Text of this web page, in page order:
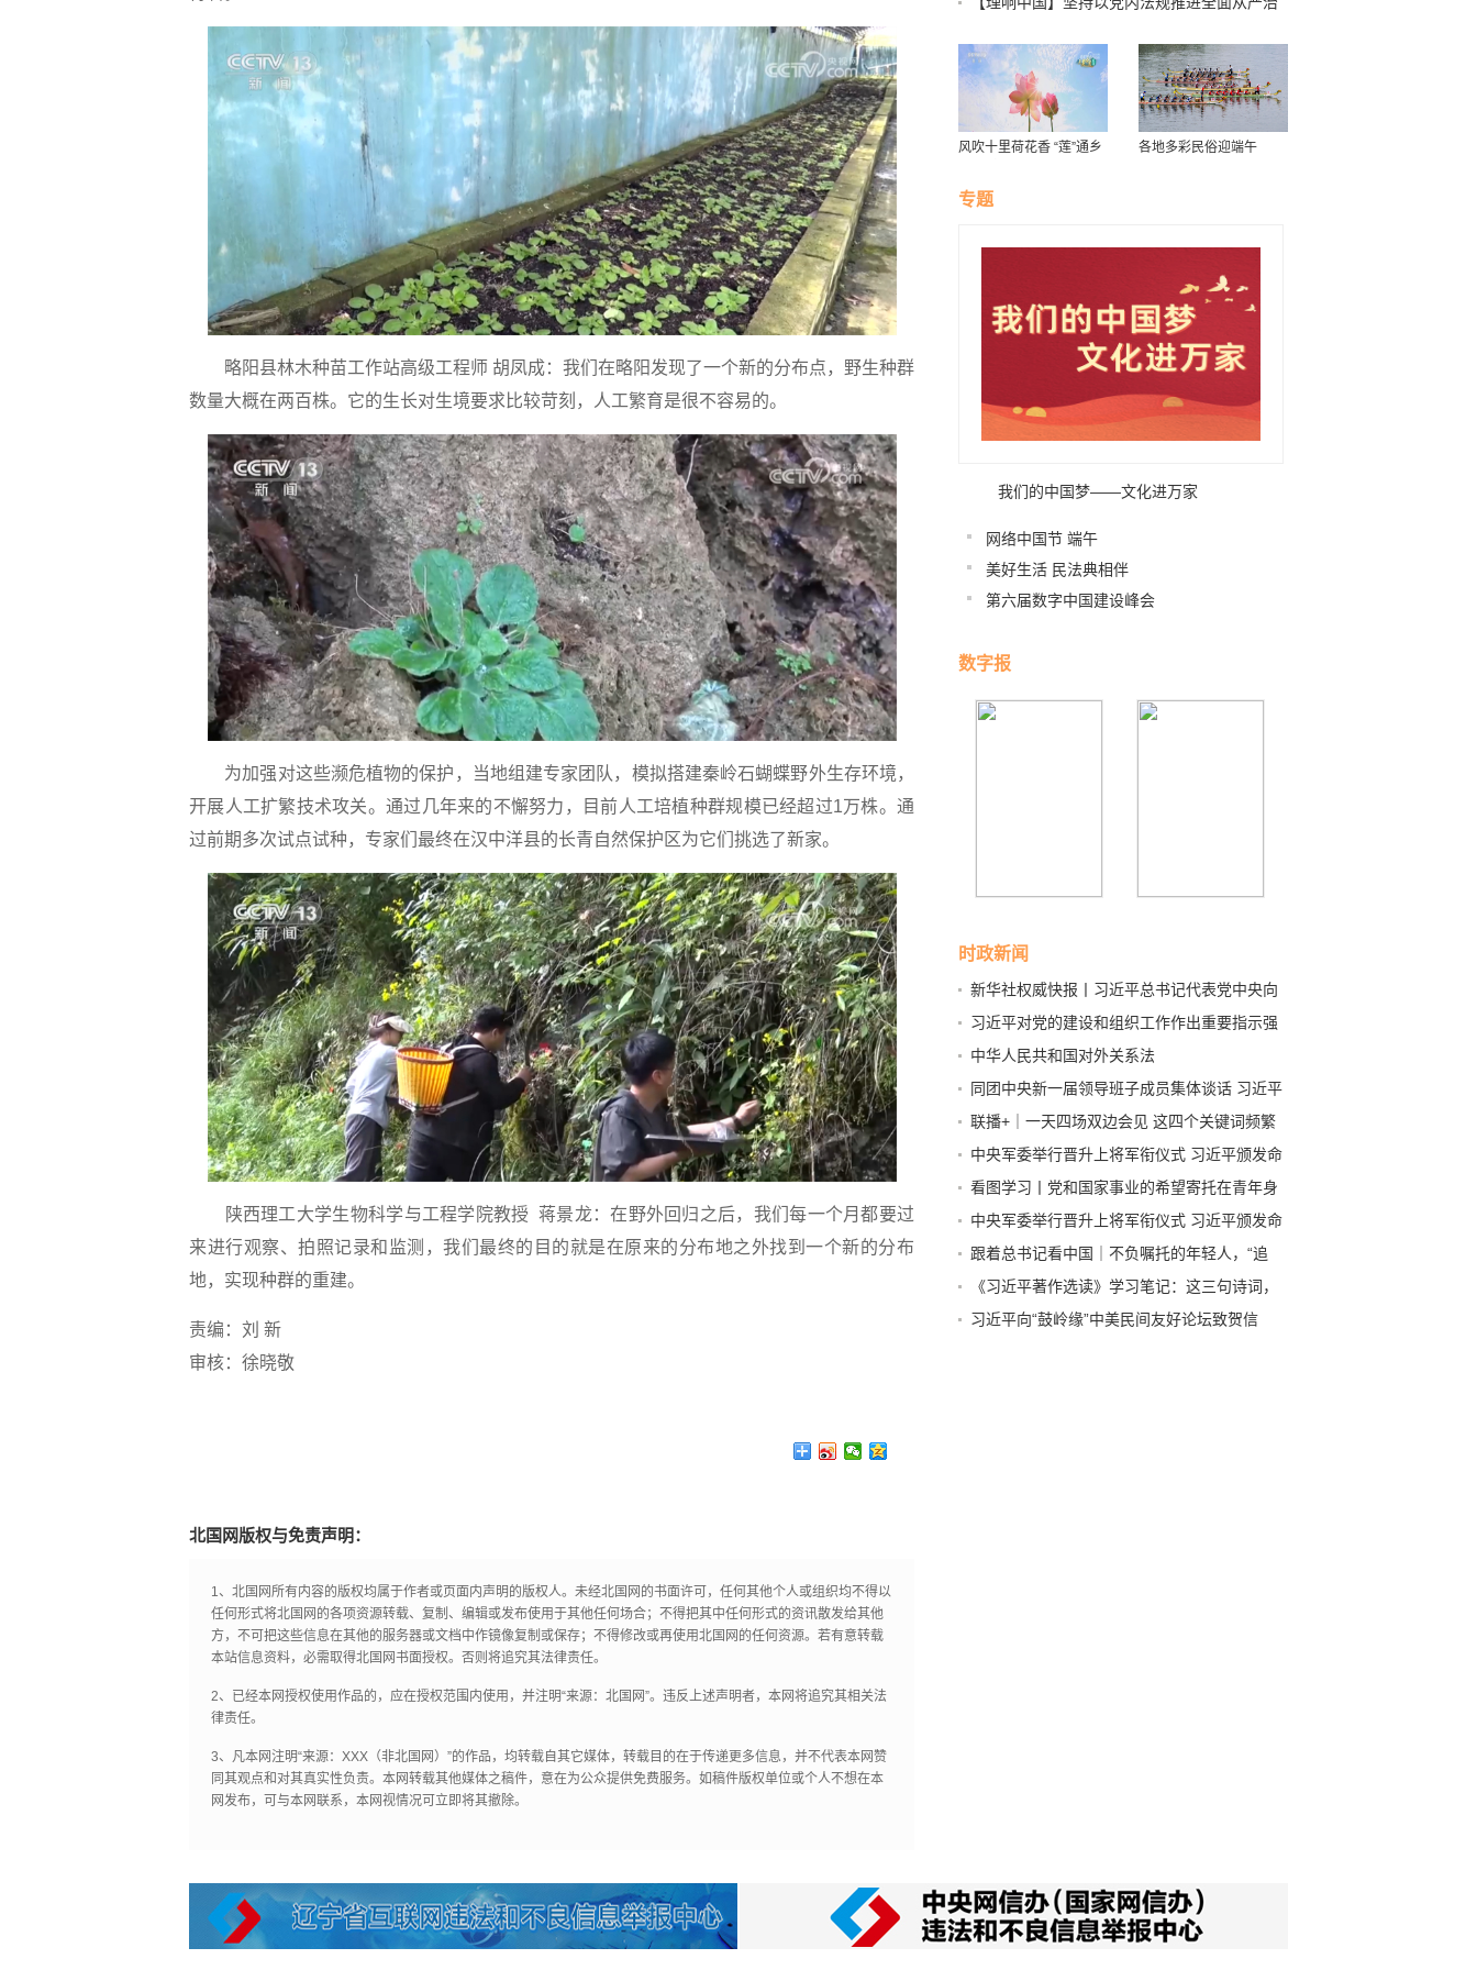
略阳县林木种苗工作站高级工程师 胡凤成：我们在略阳发现了一个新的分布点，野生种群
数量大概在两百株。它的生长对生境要求比较苛刻，人工繁育是很不容易的。
为加强对这些濒危植物的保护，当地组建专家团队，模拟搭建秦岭石蝴蝶野外生存环境，
开展人工扩繁技术攻关。通过几年来的不懈努力，目前人工培植种群规模已经超过1万株。通
过前期多次试点试种，专家们最终在汉中洋县的长青自然保护区为它们挑选了新家。
陕西理工大学生物科学与工程学院教授 蒋景龙：在野外回归之后，我们每一个月都要过
来进行观察、拍照记录和监测，我们最终的目的就是在原来的分布地之外找到一个新的分布
地，实现种群的重建。
责编：刘 新
审核：徐晓敬
北国网版权与免责声明：
1、北国网所有内容的版权均属于作者或页面内声明的版权人。未经北国网的书面许可，任何其他个人或组织均不得以
任何形式将北国网的各项资源转载、复制、编辑或发布使用于其他任何场合；不得把其中任何形式的资讯散发给其他
方，不可把这些信息在其他的服务器或文档中作镜像复制或保存；不得修改或再使用北国网的任何资源。若有意转载
本站信息资料，必需取得北国网书面授权。否则将追究其法律责任。
2、已经本网授权使用作品的，应在授权范围内使用，并注明“来源：北国网”。违反上述声明者，本网将追究其相关法
律责任。
3、凡本网注明“来源：XXX（非北国网）”的作品，均转载自其它媒体，转载目的在于传递更多信息，并不代表本网赞
同其观点和对其真实性负责。本网转载其他媒体之稿件，意在为公众提供免费服务。如稿件版权单位或个人不想在本
网发布，可与本网联系，本网视情况可立即将其撤除。
风吹十里荷花香 “莲”通乡
各地多彩民俗迎端午
专题
我们的中国梦——文化进万家
网络中国节 端午
美好生活 民法典相伴
第六届数字中国建设峰会
数字报
时政新闻
新华社权威快报丨习近平总书记代表党中央向
全国广大共产党员致以节日问候
习近平对党的建设和组织工作作出重要指示强
调 深刻领会党中央关于党的建设的重要思想 不
断提高组织工作质量 代表党中央向全国广大共产
党员致以节日问候
中华人民共和国对外关系法
同团中央新一届领导班子成员集体谈话 习近平
这样强调
联播+｜一天四场双边会见 这四个关键词频繁
出现
中央军委举行晋升上将军衔仪式 习近平颁发命
令状并向晋衔的军官表示祝贺
看图学习丨党和国家事业的希望寄托在青年身
中央军委举行晋升上将军衔仪式 习近平颁发命
令状并向晋衔的军官表示祝贺
跟着总书记看中国｜不负嘱托的年轻人，“追
光”有了好消息！
《习近平著作选读》学习笔记：这三句诗词，
与中国梦息息相关
习近平向“鼓岭缘”中美民间友好论坛致贺信